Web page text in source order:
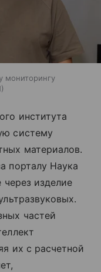
мониторингу
института
систему
материалов.
порталу Наука
изделие
частей
их с расчетной